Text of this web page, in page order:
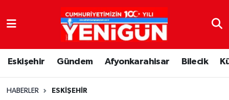
Eskişehir Gündem Afyonkarahisar Bilecik
HABERLER ESKIŞEHIR
Nöbetçi Eczaneler
Hava Durumu
Trafik Durumu